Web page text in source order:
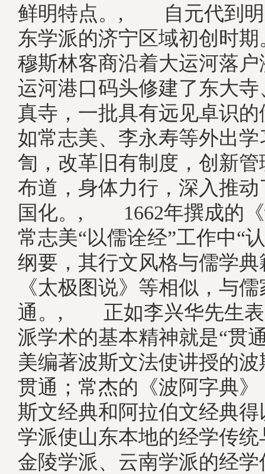
鲜明特点。, 自元代到明
东学派的济宁区域初创时
穆斯林客商沿着大运河落
运河港口码头修建了东大
真寺，一批具有远见卓识
如常志美、李永寿等外出
訇，改革旧有制度，创新
布道，身体力行，深入推
国化。, 1662年撰成的《
常志美“以儒诠经”工作中“
纲要，其行文风格与儒学
《太极图说》等相似，与
通。, 正如李兴华先生表
派学术的基本精神就是“贯
美编著波斯文法使讲授的
贯通；常杰的《波阿字典
斯文经典和阿拉伯文经典
学派使山东本地的经学传
金陵学派、云南学派的经